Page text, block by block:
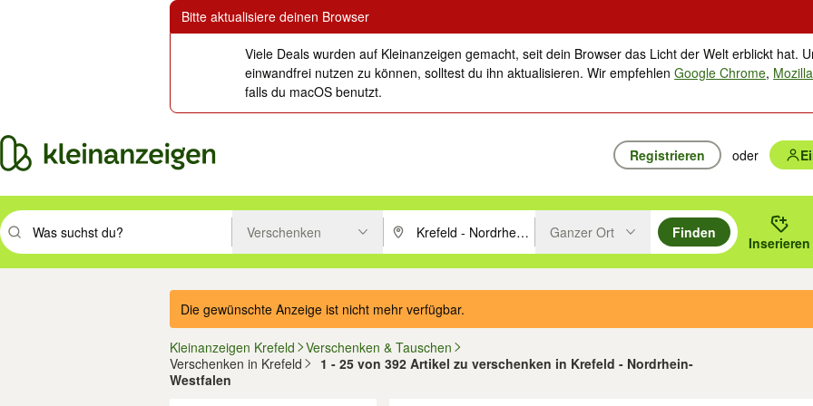
Bitte aktualisiere deinen Browser
Viele Deals wurden auf Kleinanzeigen gemacht, seit dein Browser das Licht der Welt erblickt hat.
einwandfrei nutzen zu können, solltest du ihn aktualisieren. Wir empfehlenGoogle Chrome,
falls du macOS benutzt.
Registrieren oder
Suchbegriff eingeben. Eingabetaste drücken um zu suchen, oder Vorschläge mit den Pfeiltasten nach oben/unten durchsuchen und mit
Verschenken PLZ oder Ort eingeben. Eingabetaste drücken um zu suchen, oder
Ganzer Ort
Finden
Inserieren
Die gewünschte Anzeige ist nicht mehr verfügbar.
Kleinanzeigen Krefeld
Verschenken & Tauschen
Verschenken in Krefeld
1 - 25 von 392 Artikel zu verschenken in Krefeld - Nordrhein-
Westfalen